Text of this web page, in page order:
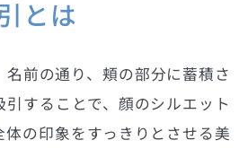
とは
前の通り、頬の部分に蓄積さ
することで、顔のシルエット
体の印象をすっきりとさせる美